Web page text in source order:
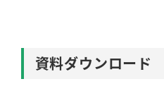
資料ダウンロード